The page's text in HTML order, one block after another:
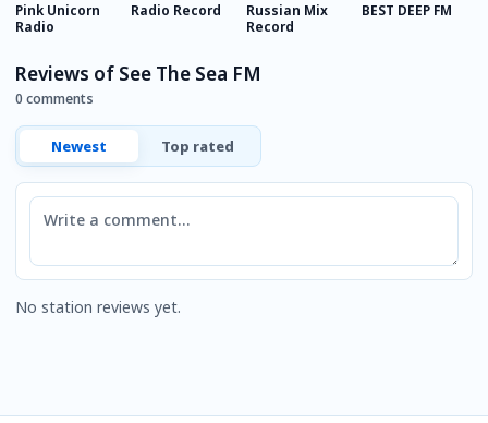
Pink Unicorn
Radio
Radio Record
Russian Mix
Record
BEST DEEP FM
Reviews of See The Sea FM
0 comments
Newest Top rated
Comment
No station reviews yet.